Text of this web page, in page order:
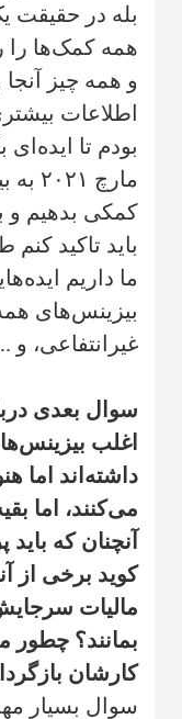
بله در حقیقت
همه کمک‌ها را
و همه چیز آنجا
اطلاعات
بودم تا ایده‌ای
کمکی بدهیم و
باید تاکید
ما داریم
بیزینس‌های
غیر‌انتفاعی، و
سوال بعدی
اغلب
داشته‌اند اما
می‌کنند، اما
آنچنان که
کوید برخی از
مالیات
بمانند؟ چطور
کارشان
سوال بسیار